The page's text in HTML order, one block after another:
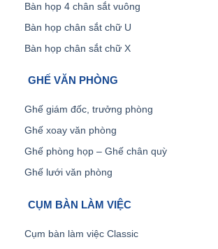
Bàn họp 4 chân sắt vuông
Bàn họp chân sắt chữ U
Bàn họp chân sắt chữ X
GHẾ VĂN PHÒNG
Ghế giám đốc, trưởng phòng
Ghế xoay văn phòng
Ghế phòng họp – Ghế chân quỳ
Ghế lưới văn phòng
CỤM BÀN LÀM VIỆC
Cụm bàn làm việc Classic